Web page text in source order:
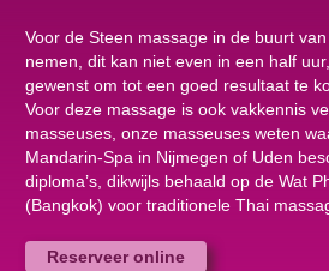
Voor de Steen massage in de buurt
nemen, dit kan niet even in een half
gewenst om tot een goed resultaat te
Voor deze massage is ook vakkennis
masseuses, onze masseuses weten
Mandarin-Spa in Nijmegen of Uden
diploma’s, dikwijls behaald op de Wat
(Bangkok) voor traditionele Thai
Reserveer online